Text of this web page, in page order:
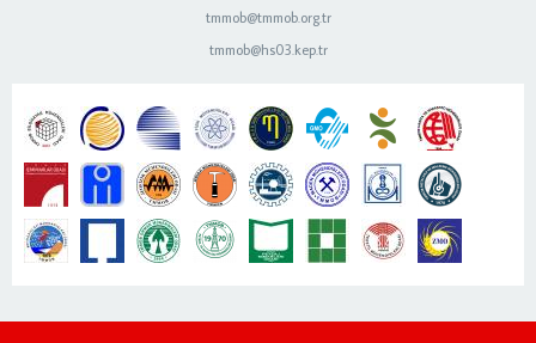
tmmob@tmmob.org.tr
tmmob@hs03.kep.tr